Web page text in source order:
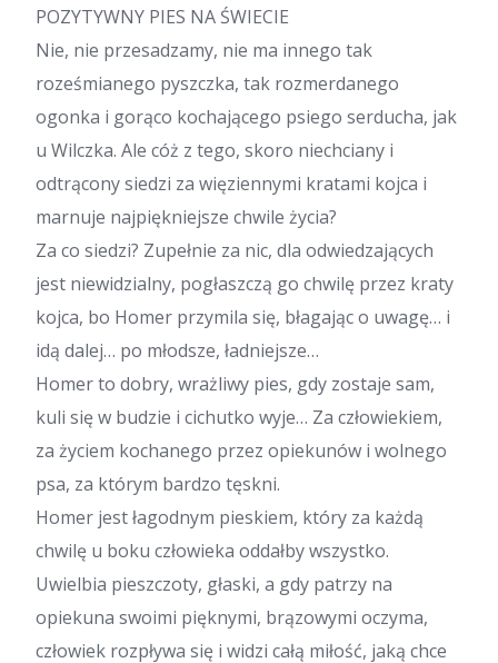
POZYTYWNY PIES NA ŚWIECIE
Nie, nie przesadzamy, nie ma innego tak
roześmianego pyszczka, tak rozmerdanego
ogonka i gorąco kochającego psiego serducha, jak
u Wilczka. Ale cóż z tego, skoro niechciany i
odtrącony siedzi za więziennymi kratami kojca i
marnuje najpiękniejsze chwile życia?
Za co siedzi? Zupełnie za nic, dla odwiedzających
jest niewidzialny, pogłaszczą go chwilę przez kraty
kojca, bo Homer przymila się, błagając o uwagę… i
idą dalej… po młodsze, ładniejsze…
Homer to dobry, wrażliwy pies, gdy zostaje sam,
kuli się w budzie i cichutko wyje… Za człowiekiem,
za życiem kochanego przez opiekunów i wolnego
psa, za którym bardzo tęskni.
Homer jest łagodnym pieskiem, który za każdą
chwilę u boku człowieka oddałby wszystko.
Uwielbia pieszczoty, głaski, a gdy patrzy na
opiekuna swoimi pięknymi, brązowymi oczyma,
człowiek rozpływa się i widzi całą miłość, jaką chce